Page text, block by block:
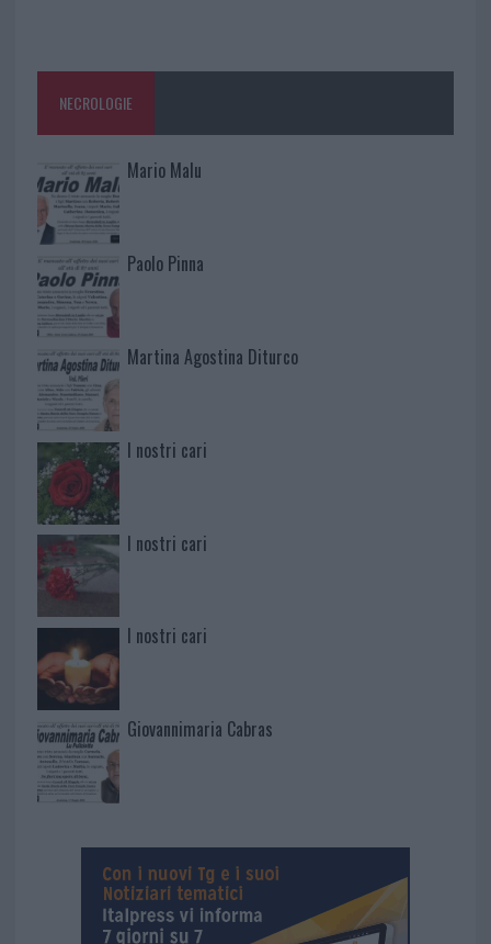
NECROLOGIE
Mario Malu
Paolo Pinna
Martina Agostina Diturco
I nostri cari
I nostri cari
I nostri cari
Giovannimaria Cabras